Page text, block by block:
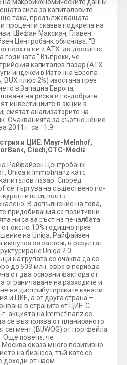
макроикономическите данни
сила за капиталовите
така, продължаващата
проценти оказва подкрепа на
Щефан Максиан, Главен
Центробанк обяснява: “В
ни е ATX да достигне
годината.“ Въпреки, че
капиталов пазар (ATX
индекси в Източна Европа
BUX плюс 2%) изостана през
в Западна Европа,
на риска и по-добрите
инвестициите в акции в
смятат анализаторите на
Очакванията за съотношение
2014 г. са 11.9.
и ЦИЕ: Mayr-Melnhof,
Bank, Ciech,CTC-Media
Райфайзен Центробанк
Uniqa и Immofinanz като
пазар. Според
се търгува на съществено по-
си, което
В допълнение на това,
придобивания са позитивни
ни са за ръст на печалбата
около 10% годишно през
на Uniqa, Райфайзен
за растеж, в резултат
Uniqa 2.0.
на групата се очаква да се
до 503 млн. евро в периода
от два основни фактора:от
ограничаване на разходите и
на дистрибуторските канали
и ЦИЕ, а от друга страна –
в страните от ЦИЕ. С
акцията на Immofinanz се
се възползва от планираното
(BUWOG) от портфейла
Още повече, че
оказа много позитивно
на бизнеса, тъй като се
доходи от наем.